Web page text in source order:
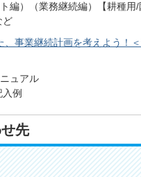
編）（業務継続編）【耕種用/
ど
事業継続計画を考えよう！
ュアル
例
先